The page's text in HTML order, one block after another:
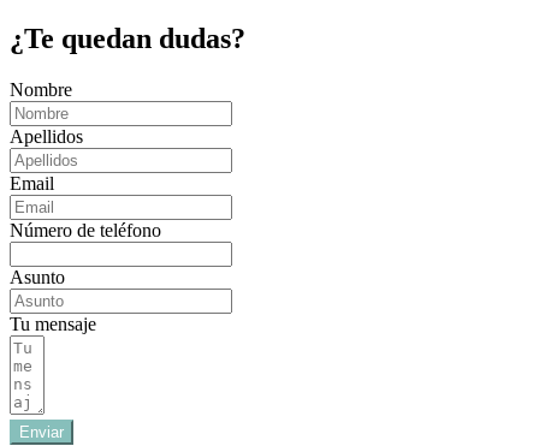
¿Te quedan dudas?
Nombre
Apellidos
Email
Número de teléfono
Asunto
Tu mensaje
Enviar